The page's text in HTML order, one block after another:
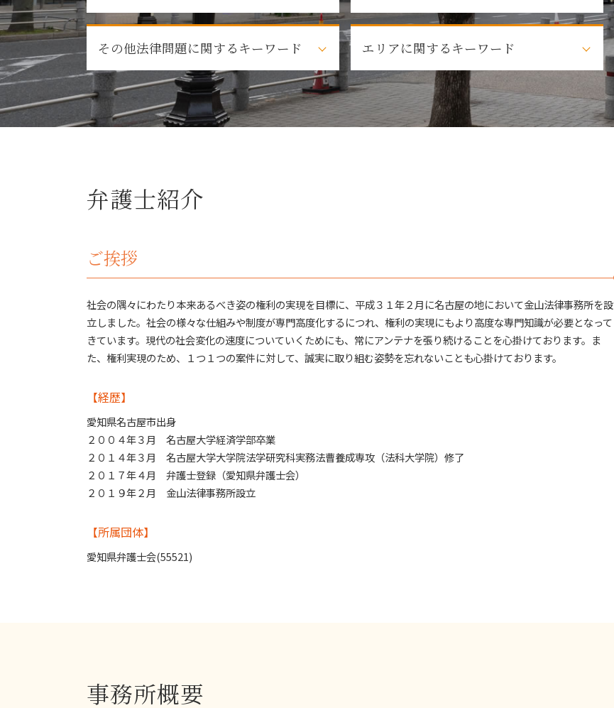
自己破産 デメリット 仕事
払えない 住宅ローン 自己破産
自己破産 賃貸
自己破産 任意整理
自己破産 デメリット 家族
自己破産 弁護士
借金 払えない 自己破産
住宅ローン 自己破産
自己破産 費用
自己破産 保証人
自己破産 手続き中 してはいけないこと
弁済 債権者
自己破産とは 家族
法定相続人
法定相続人 遺産
調査 法定相続人
遺産 相続
審判 相続
相続 弁護士
相続 弁護士 相談
株式 相続
相続 分割
その他法律問題に関するキーワード
その他法律問題 弁護士
債権回収 法律問題
債権回収 弁護士
労働問題
税務訴訟
消費者被害
労働問題 法律
債権回収 とは
刑事事件 弁護士
行政事件 法律問題
詐欺被害 とは
消費者被害 とは
借用書なし お金の貸し借り
エリアに関するキーワード
相続 長久手市
日進市 不動産トラブル
相続 春日井市
名古屋市 自己破産
不動産トラブル 名古屋市周辺
法律問題解決 名古屋市
名古屋市周辺 相続
春日井市 自己破産
弁護士紹介
ご挨拶
社会の隅々にわたり本来あるべき姿の権利の実現を目標に、平成３１年２月に名古屋の地において金山法律事務所を設
立しました。社会の様々な仕組みや制度が専門高度化するにつれ、権利の実現にもより高度な専門知識が必要となって
きています。現代の社会変化の速度についていくためにも、常にアンテナを張り続けることを心掛けております。ま
た、権利実現のため、１つ１つの案件に対して、誠実に取り組む姿勢を忘れないことも心掛けております。
【経歴】
愛知県名古屋市出身
２００４年３月 名古屋大学経済学部卒業
２０１４年３月 名古屋大学大学院法学研究科実務法曹養成専攻（法科大学院）修了
２０１７年４月 弁護士登録（愛知県弁護士会）
２０１９年２月 金山法律事務所設立
【所属団体】
愛知県弁護士会(55521)
事務所概要